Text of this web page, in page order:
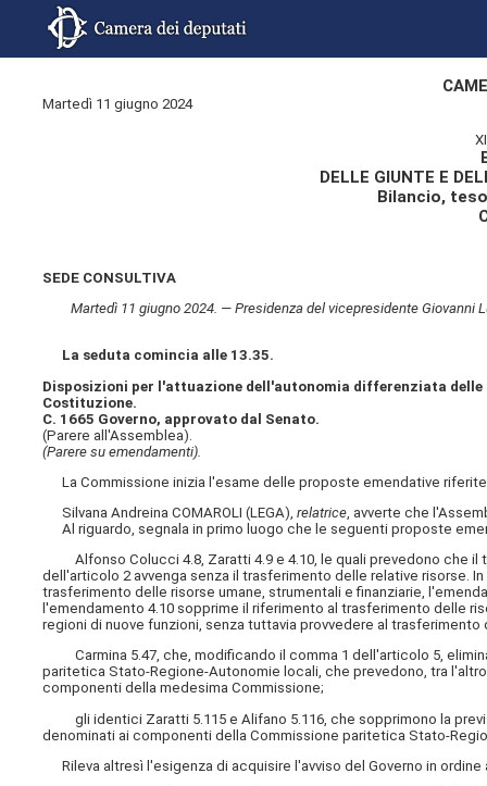
Martedì 11 giugno 2024
DELLE GIUNTE E
Bilancio,
SEDE CONSULTIVA
Martedì 11 giugno 2024. — Presidenza del vicepresidente Giovanni
La seduta comincia alle 13.35.
Disposizioni per l'attuazione dell'autonomia differenziata
Costituzione.
C. 1665 Governo, approvato dal Senato.
(Parere all'Assemblea).
(Parere su emendamenti).
La Commissione inizia l'esame delle proposte emendative
Silvana Andreina COMAROLI (LEGA),relatrice , avverte che
Al riguardo, segnala in primo luogo che le seguenti proposte
Alfonso Colucci 4.8, Zaratti 4.9 e 4.10, le quali prevedono che il
dell'articolo 2 avvenga senza il trasferimento delle relative risorse.
trasferimento delle risorse umane, strumentali e finanziarie,
l'emendamento 4.10 sopprime il riferimento al trasferimento delle
regioni di nuove funzioni, senza tuttavia provvedere al
Carmina 5.47, che, modificando il comma 1 dell'articolo 5,
paritetica Stato-Regione-Autonomie locali, che prevedono, tra
componenti della medesima Commissione;
gli identici Zaratti 5.115 e Alifano 5.116, che sopprimono la
denominati ai componenti della Commissione paritetica Stato-
Rileva altresì l'esigenza di acquisire l'avviso del Governo in